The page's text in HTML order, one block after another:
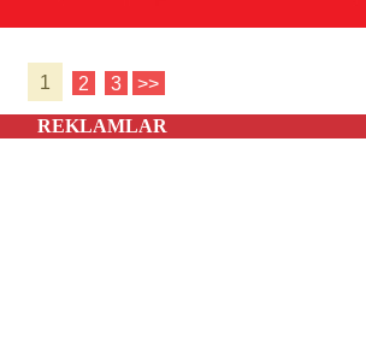
1 2 3 >>
REKLAMLAR